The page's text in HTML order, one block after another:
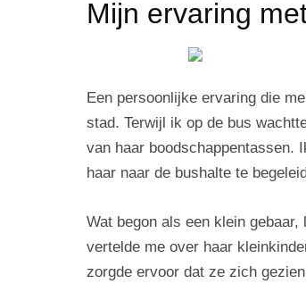
Mijn ervaring
Een persoonlijke ervaring die
stad. Terwijl ik op de bus
van haar boodschappentassen.
haar naar de bushalte te
Wat begon als een klein
vertelde me over haar
zorgde ervoor dat ze zich